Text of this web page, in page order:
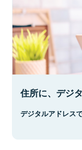
住所に、デジ
デジタルアドレス